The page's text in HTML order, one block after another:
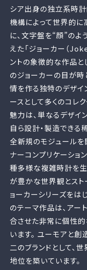
シア出身の独立系時
機構によって世界的に
に、文字盤を“顔”の
えた「ジョーカー（
ントの象徴的な作品と
のジョーカーの目が時
情を作る独特のデザイ
ースとして多くのコレ
魅力は、単なるデザイ
自ら設計・製造できる
全新規のモジュールを
ナーコンプリケーショ
種多様な複雑時計を生
が豊かな世界観とスト
ョーカーシリーズをは
のテーマ作品は、アー
合させた非常に個性
います。 ユーモアと
二のブランドとして、
地位を築いています。